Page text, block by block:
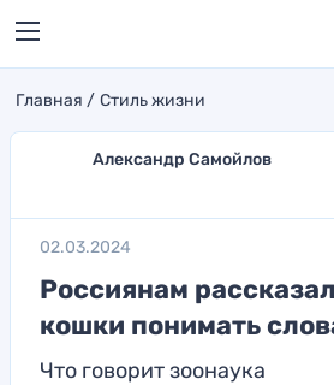
Главная Стиль жизни
Александр Самойлов
02.03.2024
Россиянам
кошки понимать
Что говорит зоонаука